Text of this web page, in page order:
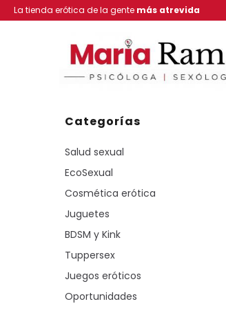
La tienda erótica de la gente más atrevida
Categorías
Salud sexual
EcoSexual
Cosmética erótica
Juguetes
BDSM y Kink
Tuppersex
Juegos eróticos
Oportunidades